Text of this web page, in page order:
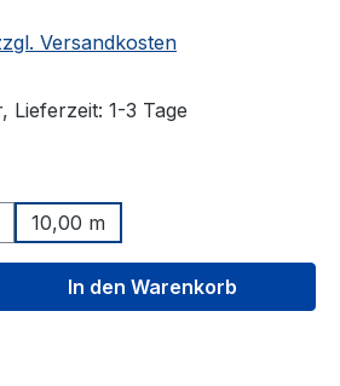
Versandkosten
Lieferzeit: 1-3 Tage
10,00 m
Gib den
In den Warenkorb